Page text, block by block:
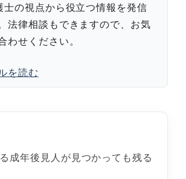
士の視点から役立つ情報を発信
法律相談もできますので、お気
わせください。
を読む
成年後見人が見つかっても残る